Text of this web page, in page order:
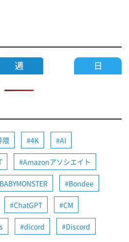
隈 4K AI
Amazonアソシエイト
BABYMONSTER Bondee
ChatGPT CM
dicord Discord